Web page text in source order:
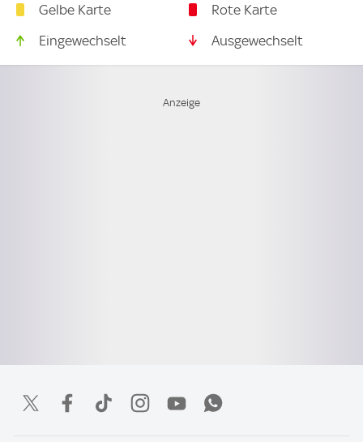
Gelbe Karte
Rote Karte
Eingewechselt
Ausgewechselt